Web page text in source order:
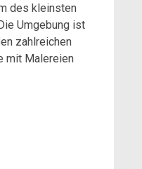
des kleinsten
Umgebung ist
zahlreichen
mit Malereien